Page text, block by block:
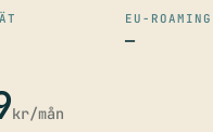
EU-ROAMING
—
kr/mån